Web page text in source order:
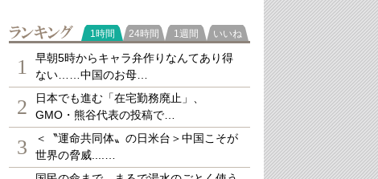
ランキング
1時間 24時間 1週間 いいね
1
早朝5時からキャラ弁作りなんてあり得
ない……中国のお母…
2
日本でも進む「在宅勤務廃止」、
GMO・熊谷代表の投稿で…
3
＜〝運命共同体〟の日米台＞中国こそが
世界の脅威....…